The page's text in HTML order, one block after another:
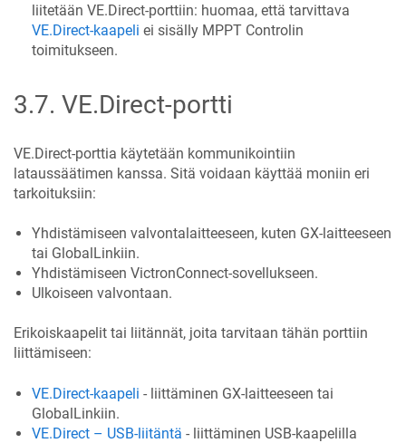
liitetään VE.Direct-porttiin: huomaa, että tarvittava
VE.Direct-kaapeli ei sisälly MPPT Controlin
toimitukseen.
3.7. VE.Direct-portti
VE.Direct-porttia käytetään kommunikointiin
lataussäätimen kanssa. Sitä voidaan käyttää moniin eri
tarkoituksiin:
Yhdistämiseen valvontalaitteeseen, kuten GX-laitteeseen
tai GlobalLinkiin.
Yhdistämiseen VictronConnect-sovellukseen.
Ulkoiseen valvontaan.
Erikoiskaapelit tai liitännät, joita tarvitaan tähän porttiin
liittämiseen:
VE.Direct-kaapeli - liittäminen GX-laitteeseen tai
GlobalLinkiin.
VE.Direct – USB-liitäntä - liittäminen USB-kaapelilla